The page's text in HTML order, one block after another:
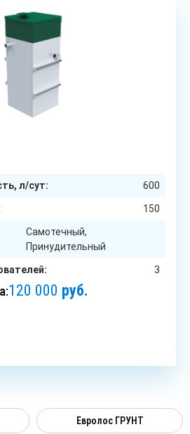
л/сут: 600
150
Самотечный,
Принудительный
3
120 000 руб.
Евролос ГРУНТ